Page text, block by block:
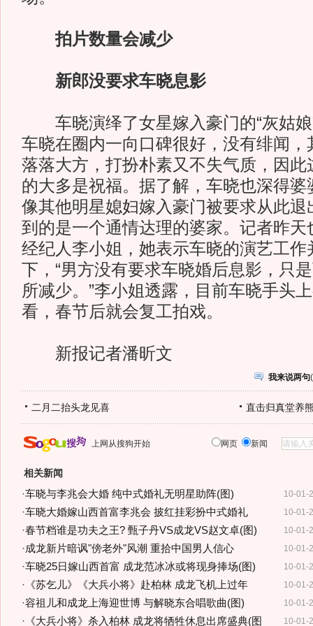
拍片数量会减少
新郎没要求车晓息影
车晓演绎了女星嫁入豪门的“灰姑娘
车晓在圈内一向口碑很好，没有绯闻，
落落大方，打扮朴素又不失气质，因此
的大多是祝福。据了解，车晓也深得婆
像其他明星媳妇嫁入豪门被要求从此退
到的是一个通情达理的婆家。记者昨天
经纪人李小姐，她表示车晓的演艺工作
下，“男方没有要求车晓婚后息影，只
所减少。”李小姐透露，目前车晓手头
看，春节后就会复工拍戏。
新报记者潘昕文
我来说两句(
二月二抬头龙见喜 直击归真堂养
上网从搜狗开始 网页 新闻
相关新闻
10-01-
·车晓与李兆会大婚 纯中式婚礼无明星助阵(图)
10-01-
·车晓大婚嫁山西首富李兆会 披红挂彩扮中式婚礼
10-01-
·春节档谁是功夫之王? 甄子丹VS成龙VS赵文卓(图)
10-01-
·成龙新片暗讽"傍老外"风潮 重拾中国男人信心
10-01-
·车晓25日嫁山西首富 成龙范冰冰或将现身捧场(图)
10-01-
· 《苏乞儿》《大兵小将》赴柏林 成龙飞机上过年
10-01-
·容祖儿和成龙上海迎世博 与解晓东合唱歌曲(图)
10-01-
· 《大兵小将》杀入柏林 成龙将牺牲休息出席盛典(图